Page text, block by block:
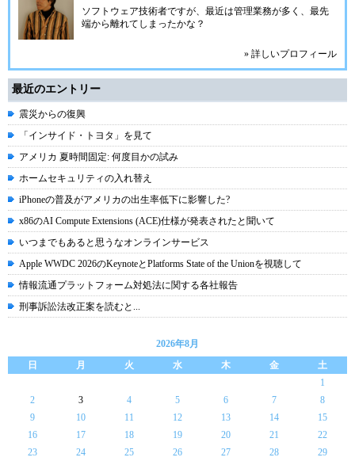
ソフトウェア技術者ですが、最近は管理業務が多く、最先
端から離れてしまったかな？
» 詳しいプロフィール
最近のエントリー
震災からの復興
「インサイド・トヨタ」を見て
アメリカ 夏時間固定: 何度目かの試み
ホームセキュリティの入れ替え
iPhoneの普及がアメリカの出生率低下に影響した?
x86のAI Compute Extensions (ACE)仕様が発表されたと聞いて
いつまでもあると思うなオンラインサービス
Apple WWDC 2026のKeynoteとPlatforms State of the Unionを視聴して
情報流通プラットフォーム対処法に関する各社報告
刑事訴訟法改正案を読むと...
2026年8月
日
月 火 水 木 金
土
1
2
3 4 5 6 7
8
9
10 11 12 13 14
15
16
17 18 19 20 21
22
23
24 25 26 27 28
29